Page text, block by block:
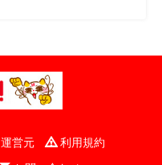
運営元
利用規約